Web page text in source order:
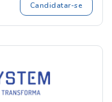
Candidatar-se